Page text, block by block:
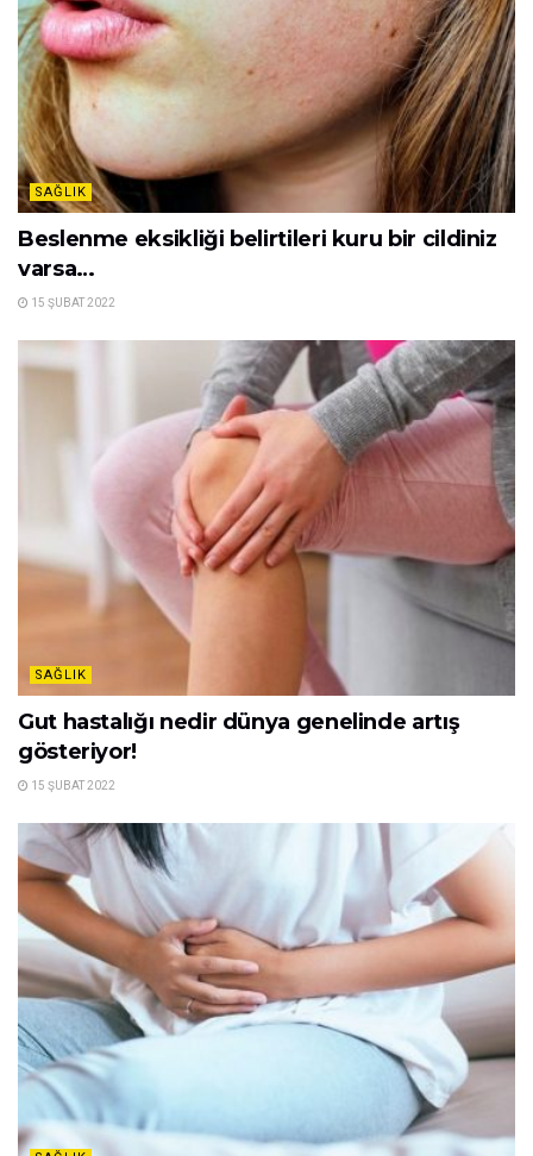
SAĞLIK
Beslenme eksikliği belirtileri kuru bir cildiniz
varsa…
15 ŞUBAT 2022
SAĞLIK
Gut hastalığı nedir dünya genelinde artış
gösteriyor!
15 ŞUBAT 2022